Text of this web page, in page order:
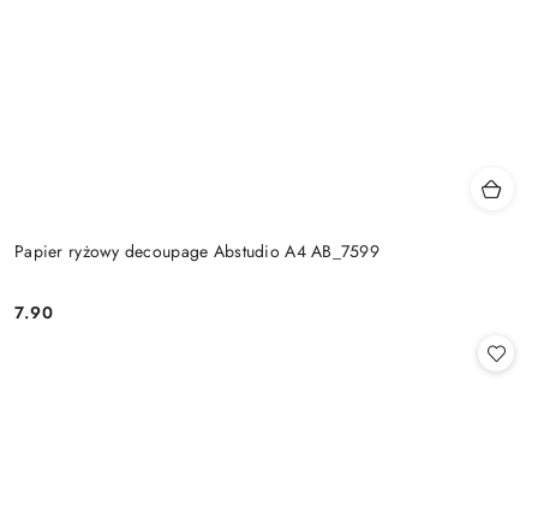
Papier ryżowy decoupage Abstudio A4 AB_7599
Cena:
7.90